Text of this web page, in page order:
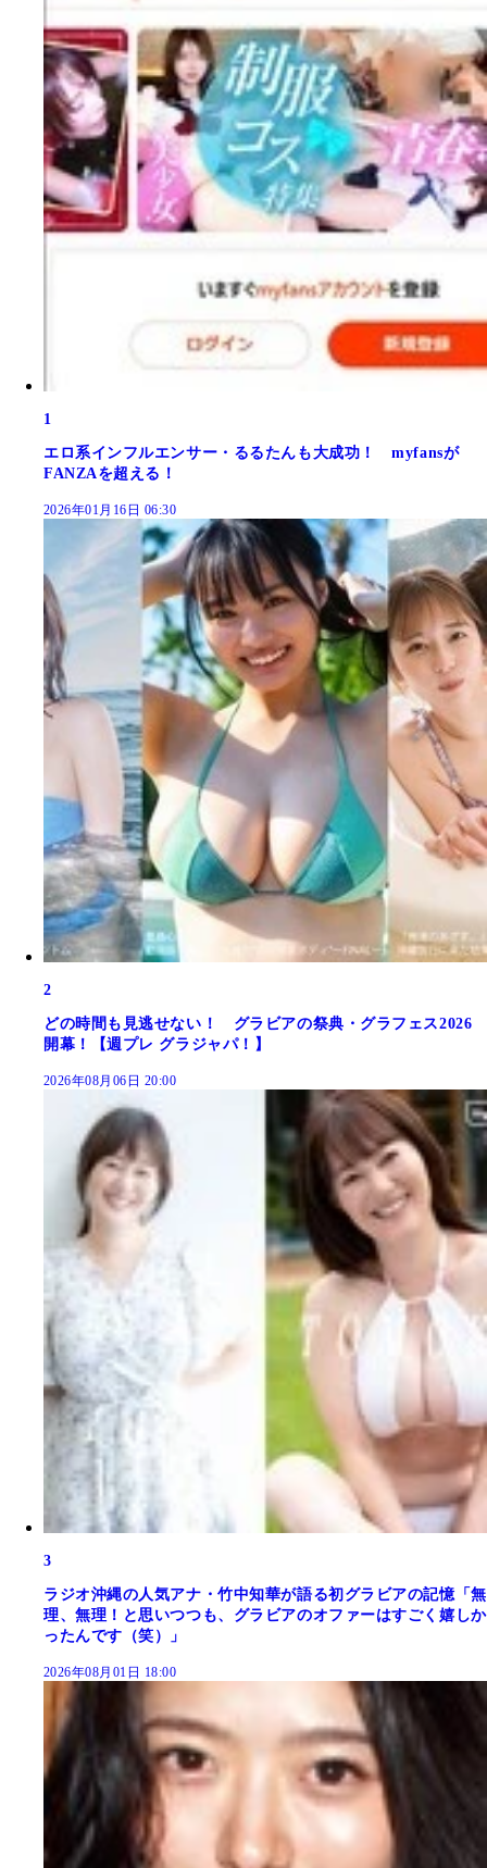
1
エロ系インフルエンサー・るるたんも大成功！ myfansが
FANZAを超える！
2026年01月16日 06:30
2
どの時間も見逃せない！ グラビアの祭典・グラフェス2026
開幕！【週プレ グラジャパ！】
2026年08月06日 20:00
3
ラジオ沖縄の人気アナ・竹中知華が語る初グラビアの記憶「無
理、無理！と思いつつも、グラビアのオファーはすごく嬉しか
ったんです（笑）」
2026年08月01日 18:00